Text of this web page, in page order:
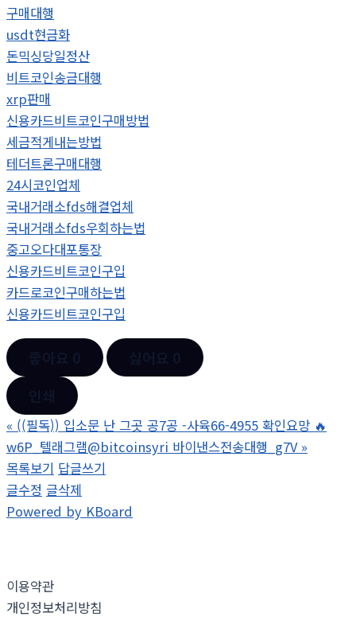
구매대행
usdt현금화
돈믹싱당일정산
비트코인송금대행
xrp판매
신용카드비트코인구매방법
세금적게내는방법
테더트론구매대행
24시코인업체
국내거래소fds해결업체
국내거래소fds우회하는법
중고오다대포통장
신용카드비트코인구입
카드로코인구매하는법
신용카드비트코인구입
« ((필독)) 입소문 난 그곳 공7공 -사육66-4955 확인요망 🔥
w6P_텔래그램@bitcoinsyri 바이낸스전송대행_g7V »
목록보기 답글쓰기
글수정 글삭제
Powered by KBoard
이용약관
개인정보처리방침